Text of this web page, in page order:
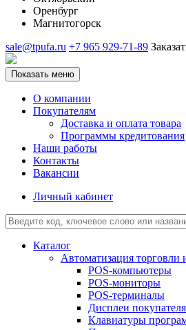
Оренбург
Магнитогорск
sale@tpufa.ru +7 965 929-71-89
Показать меню
О компании
Покупателям
Доставка и оплата товара
Программы кредитования
Наши работы
Контакты
Вакансии
Личный кабинет
Каталог
Автоматизация торговли
POS-компьютеры
POS-мониторы
POS-терминалы
Дисплеи покупателя
Клавиатуры